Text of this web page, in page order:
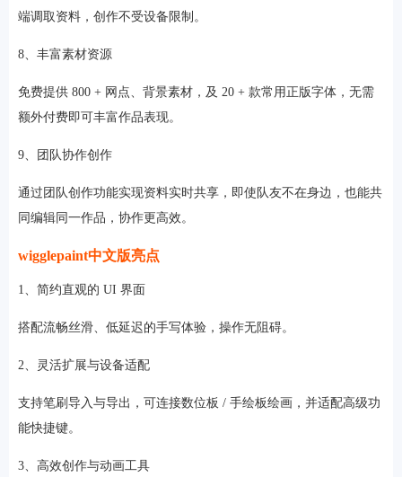
端调取资料，创作不受设备限制。
8、丰富素材资源
免费提供 800 + 网点、背景素材，及 20 + 款常用正版字体，无需
额外付费即可丰富作品表现。
9、团队协作创作
通过团队创作功能实现资料实时共享，即使队友不在身边，也能共
同编辑同一作品，协作更高效。
wigglepaint中文版亮点
1、简约直观的 UI 界面
搭配流畅丝滑、低延迟的手写体验，操作无阻碍。
2、灵活扩展与设备适配
支持笔刷导入与导出，可连接数位板 / 手绘板绘画，并适配高级功
能快捷键。
3、高效创作与动画工具